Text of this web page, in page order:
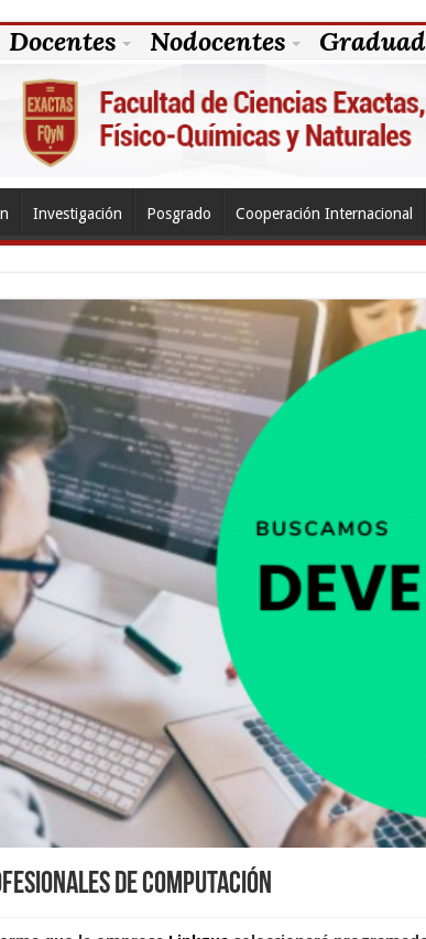
Docentes Nodocentes
Investigación Posgrado Cooperación Internacional
de Computación